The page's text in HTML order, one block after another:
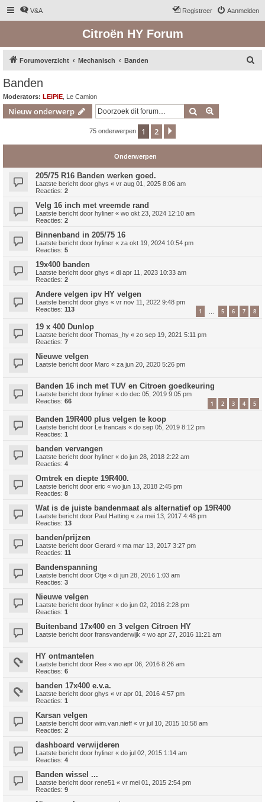
V&A Aanmelden
Registreer
Citroën HY Forum
Forumoverzicht Mechanisch Banden
Banden
Moderators: LEiPiE Le Camion
Nieuw onderwerp Zoek
75 onderwerpen 1 2
Onderwerpen
205/75 R16 Banden werken goed.
Laatste bericht door ghys « vr aug 01, 2025 8:06 am
Reacties: 2
Velg 16 inch met vreemde rand
Laatste bericht door hyliner « wo okt 23, 2024 12:10 am
Reacties: 2
Binnenband in 205/75 16
Laatste bericht door hyliner « za okt 19, 2024 10:54 pm
Reacties: 5
19x400 banden
Laatste bericht door ghys « di apr 11, 2023 10:33 am
Reacties: 2
Andere velgen ipv HY velgen
Laatste bericht door ghys « vr nov 11, 2022 9:48 pm
Reacties: 113 1 5 6 7 8
19 x 400 Dunlop
Laatste bericht door Thomas_hy « zo sep 19, 2021 5:11 pm
Reacties: 7
Nieuwe velgen
Laatste bericht door Marc « za jun 20, 2020 5:26 pm
Banden 16 inch met TUV en Citroen goedkeuring
Laatste bericht door hyliner « do dec 05, 2019 9:05 pm
Reacties: 66 1 2 3 4 5
Banden 19R400 plus velgen te koop
Laatste bericht door Le francais « do sep 05, 2019 8:12 pm
Reacties: 1
banden vervangen
Laatste bericht door hyliner « do jun 28, 2018 2:22 am
Reacties: 4
Omtrek en diepte 19R400.
Laatste bericht door eric « wo jun 13, 2018 2:45 pm
Reacties: 8
Wat is de juiste bandenmaat als alternatief op 19R400
Laatste bericht door Paul Hatting « za mei 13, 2017 4:48 pm
Reacties: 13
banden/prijzen
Laatste bericht door Gerard « ma mar 13, 2017 3:27 pm
Reacties: 11
Bandenspanning
Laatste bericht door Otje « di jun 28, 2016 1:03 am
Reacties: 3
Nieuwe velgen
Laatste bericht door hyliner « do jun 02, 2016 2:28 pm
Reacties: 1
Buitenband 17x400 en 3 velgen Citroen HY
Laatste bericht door fransvanderwijk « wo apr 27, 2016 11:21 am
HY ontmantelen
Laatste bericht door Ree « wo apr 06, 2016 8:26 am
Reacties: 6
banden 17x400 e.v.a.
Laatste bericht door ghys « vr apr 01, 2016 4:57 pm
Reacties: 1
Karsan velgen
Laatste bericht door wim.van.nieff « vr jul 10, 2015 10:58 am
Reacties: 2
dashboard verwijderen
Laatste bericht door hyliner « do jul 02, 2015 1:14 am
Reacties: 4
Banden wissel ...
Laatste bericht door rene51 « vr mei 01, 2015 2:54 pm
Reacties: 9